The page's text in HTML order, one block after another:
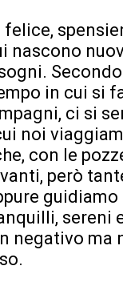
nascono
in cui si
ci si
noi
con le
però
guidiamo
sereni
negativo ma